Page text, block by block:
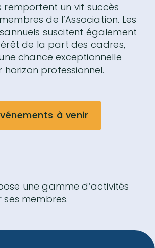
remportent un vif succès
de l’Association. Les
suscitent également
de la part des cadres,
chance exceptionnelle
horizon professionnel.
à venir
une gamme d’activités
membres.